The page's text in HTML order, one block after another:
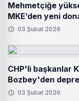
Mehmetçiğe
MKE’den yeni
03 Şubat 2026
CHP'li başkanlar
Bozbey'den
03 Şubat 2026